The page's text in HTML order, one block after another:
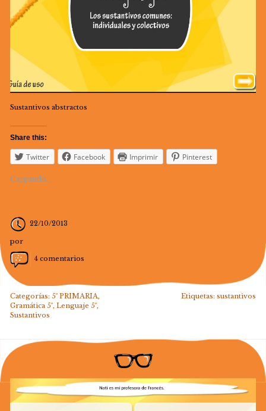
Sustantivos abstractos
Share this:
Twitter Facebook Imprimir Pinterest
Cargando...
22/10/2013
por
4 comentarios
Categorías: 5º PRIMARIA,
Gramática 5º, Lenguaje 5º,
Sustantivos
Etiquetas:sustantivos